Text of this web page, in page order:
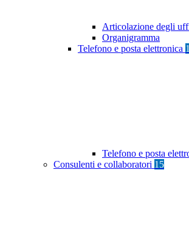
Articolazione degli
Organigramma
Telefono e posta elettronica 1
Telefono e posta
Consulenti e collaboratori 15